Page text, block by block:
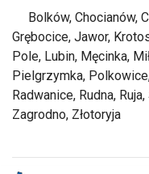
Bolków, Chocianów,
Grębocice, Jawor,
Pole, Lubin, Męcinka,
Pielgrzymka,
Radwanice, Rudna,
Zagrodno, Złotoryja